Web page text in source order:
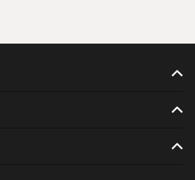
tarp 4 - 16 darbo dienų.